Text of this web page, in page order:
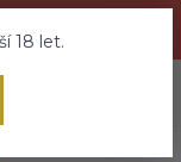
mnohem víc
18 let.